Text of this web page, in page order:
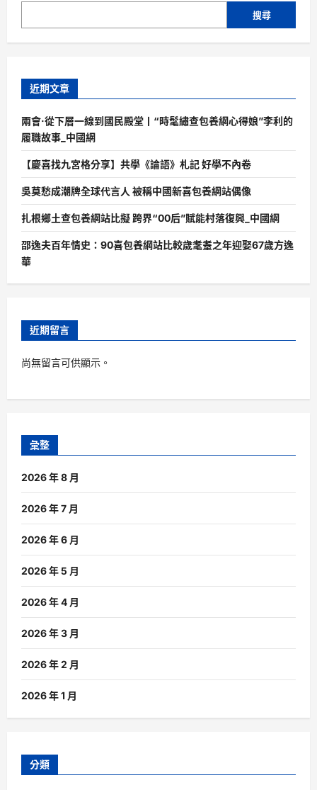
搜尋
近期文章
兩會·從下層一線到國民殿堂丨“時髦繡查包養網心得娘”李利的
履職故事_中國網
【慶喜找九宮格分享】共學《論語》札記 好學不內卷
吳莫愁成潮牌全球代言人 被稱中國新喜包養網站偶像
扎根鄉土查包養網站比擬 跨界“00后”賦能村落復興_中國網
邵逸夫百年情史：90喜包養網站比較歲耄耋之年迎娶67歲方逸
華
近期留言
尚無留言可供顯示。
彙整
2026 年 8 月
2026 年 7 月
2026 年 6 月
2026 年 5 月
2026 年 4 月
2026 年 3 月
2026 年 2 月
2026 年 1 月
分類